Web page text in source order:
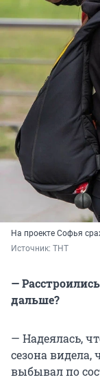
На проекте Софья
Источник: ТНТ
—
дальше?
— Надеялась,
сезона видела,
выбывал по